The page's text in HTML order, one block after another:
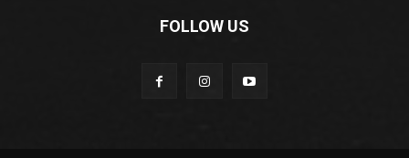
FOLLOW US